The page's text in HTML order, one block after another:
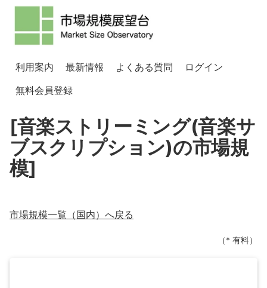
利用案内 最新情報 よくある質問
ログイン
無料会員登録
[音楽ストリーミング(音楽サ
ブスクリプション)の市場規
模]
市場規模一覧（国内）へ戻る
（* 有料）